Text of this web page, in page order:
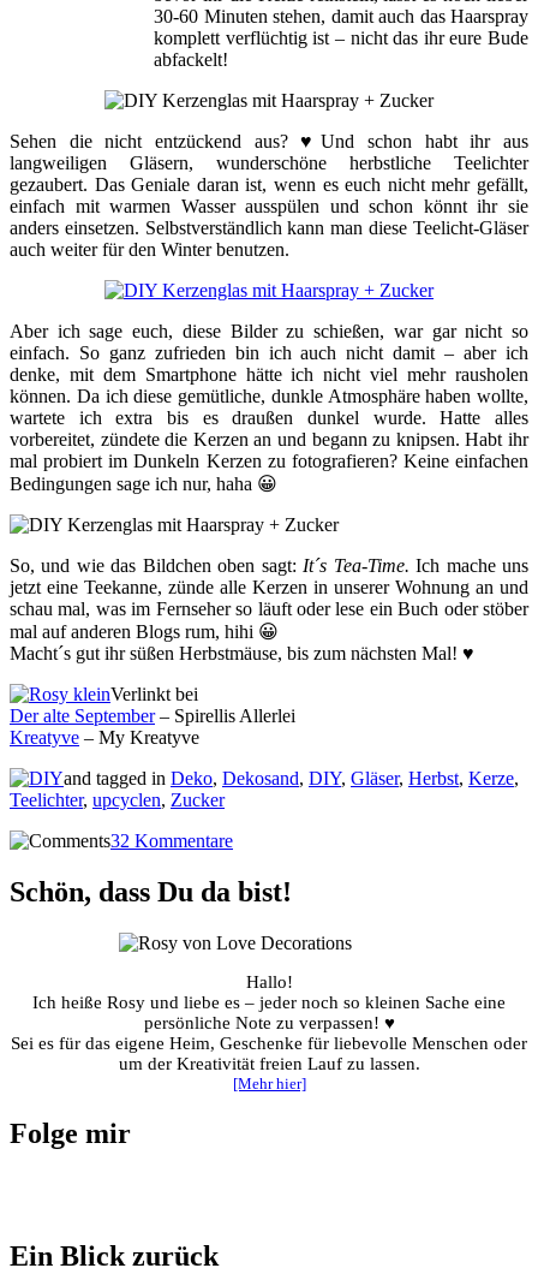
30-60 Minuten stehen, damit auch das Haarspray
komplett verflüchtig ist – nicht das ihr eure Bude
abfackelt!
Sehen die nicht entzückend aus? ♥Und schon habt ihr aus
langweiligen Gläsern, wunderschöne herbstliche Teelichter
gezaubert. Das Geniale daran ist, wenn es euch nicht mehr gefällt,
einfach mit warmen Wasser ausspülen und schon könnt ihr sie
anders einsetzen. Selbstverständlich kann man diese Teelicht-Gläser
auch weiter für den Winter benutzen.
Aber ich sage euch, diese Bilder zu schießen, war gar nicht so
einfach. So ganz zufrieden bin ich auch nicht damit – aber ich
denke, mit dem Smartphone hätte ich nicht viel mehr rausholen
können. Da ich diese gemütliche, dunkle Atmosphäre haben wollte,
wartete ich extra bis es draußen dunkel wurde. Hatte alles
vorbereitet, zündete die Kerzen an und begann zu knipsen. Habt ihr
mal probiert im Dunkeln Kerzen zu fotografieren? Keine einfachen
Bedingungen sage ich nur, haha 😀
So, und wie das Bildchen oben sagt: It´s Tea-Time.Ich mache uns
jetzt eine Teekanne, zünde alle Kerzen in unserer Wohnung an und
schau mal, was im Fernseher so läuft oder lese ein Buch oder stöber
mal auf anderen Blogs rum, hihi 😀
Macht´s gut ihr süßen Herbstmäuse, bis zum nächsten Mal! ♥
Verlinkt bei
Der alte September– Spirellis Allerlei
Kreatyve – My Kreatyve
and tagged in Deko, Dekosand, DIY, Gläser, Herbst, Kerze,
Teelichter, upcyclen, Zucker
32 Kommentare
Schön, dass Du da bist!
Hallo!
Ich heiße Rosy und liebe es – jeder noch so kleinen Sache eine
persönliche Note zu verpassen! ♥
Sei es für das eigene Heim, Geschenke für liebevolle Menschen oder
um der Kreativität freien Lauf zu lassen.
[Mehr hier]
Folge mir
Ein Blick zurück